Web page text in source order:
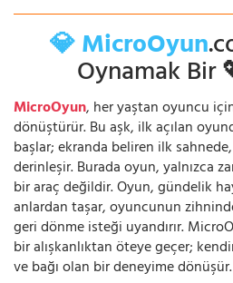
💎 MicroOyun
Oynamak Bir
MicroOyun, her yaştan oyuncu
dönüştürür. Bu aşk, ilk açılan
başlar; ekranda beliren ilk
derinleşir. Burada oyun, yalnızca
bir araç değildir. Oyun, gündelik
anlardan taşar, oyuncunun
geri dönme isteği uyandırır.
bir alışkanlıktan öteye geçer;
ve bağı olan bir deneyime dönüşür.